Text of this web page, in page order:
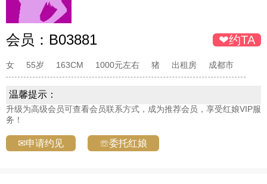
会员： B03881 ❤约TA
女 55岁 163CM 1000元左右 猪 出租房 成都市
温馨提示：
升级为高级会员可查看会员联系方式，成为推荐会员，享受红娘VIP服
务！
✉申请约见 ☏委托红娘